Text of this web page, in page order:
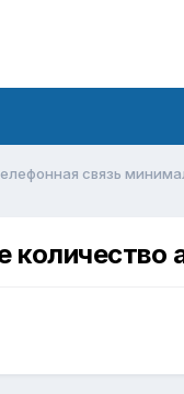
связь